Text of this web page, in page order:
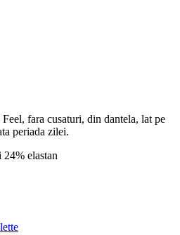
fara cusaturi, din dantela, lat pe
periada zilei.
elastan